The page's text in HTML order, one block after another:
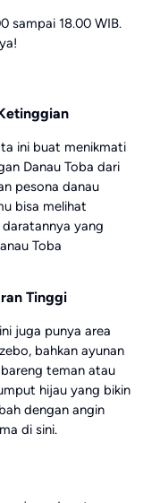
sampai 18.00 WIB.
ini buat menikmati
Danau Toba dari
pesona danau
bisa melihat
yang
Toba
Tinggi
juga punya area
bahkan ayunan
teman atau
hijau yang bikin
dengan angin
di sini.